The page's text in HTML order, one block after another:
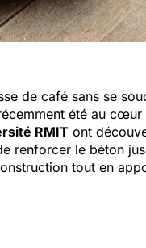
de café sans se
été au cœur
RMIT ont
renforcer le béton
tout en